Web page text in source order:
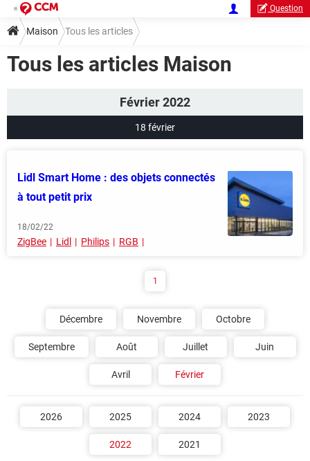
Question
Maison Tous les articles
Tous les articles Maison
Février 2022
18 février
Lidl Smart Home : des objets connectés
à tout petit prix
18/02/22
ZigBee Lidl Philips RGB
1
Décembre Novembre Octobre
Septembre Août Juillet Juin
Avril Février
2026 2025 2024 2023
2022 2021